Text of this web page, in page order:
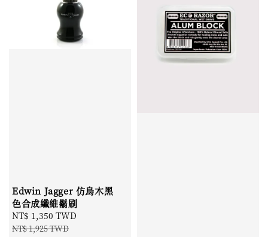
Edwin Jagger 仿烏木黑
色合成纖維鬍刷
Sale
price
NT$ 1,350 TWD
NT$ 1,925 TWD